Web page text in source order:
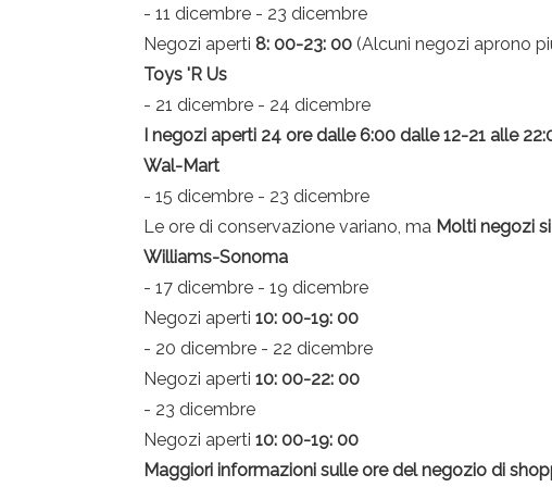
- 11 dicembre - 23 dicembre
Negozi aperti 8: 00-23: 00 (Alcuni negozi aprono
Toys 'R Us
- 21 dicembre - 24 dicembre
I negozi aperti 24 ore dalle 6:00 dalle 12-21 alle
Wal-Mart
- 15 dicembre - 23 dicembre
Le ore di conservazione variano, ma Molti negozi
Williams-Sonoma
- 17 dicembre - 19 dicembre
Negozi aperti 10: 00-19: 00
- 20 dicembre - 22 dicembre
Negozi aperti 10: 00-22: 00
- 23 dicembre
Negozi aperti 10: 00-19: 00
Maggiori informazioni sulle ore del negozio di